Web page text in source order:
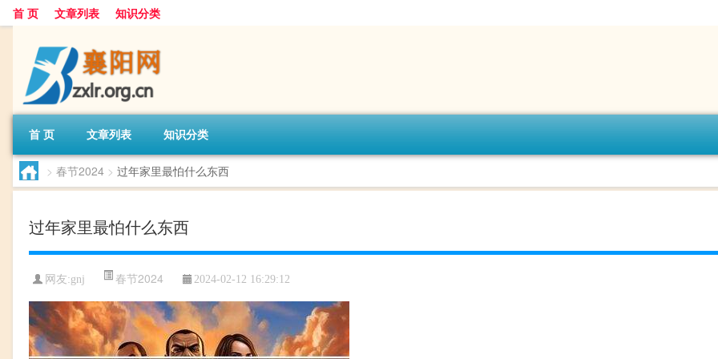
首 页 文章列表 知识分类
首 页 文章列表 知识分类
> 春节2024 > 过年家里最怕什么东西
过年家里最怕什么东西
网友:gnj 春节2024 2024-02-12 16:29:12